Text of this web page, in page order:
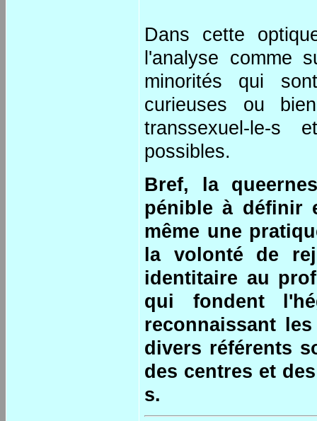
Dans cette
l'analyse comme
minorités qui
curieuses ou
transsexuel-le-s
possibles.
Bref, la
pénible à définir
même une
la volonté de
identitaire au
qui fondent
reconnaissant
divers référents
des centres et
s.